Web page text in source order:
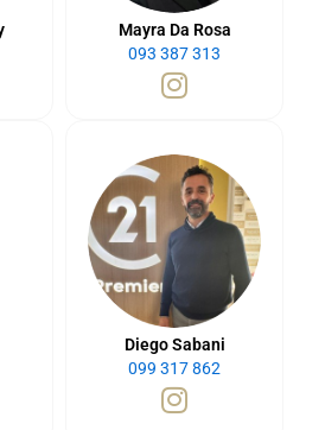
Mayra Da Rosa
093 387 313
Diego Sabani
099 317 862